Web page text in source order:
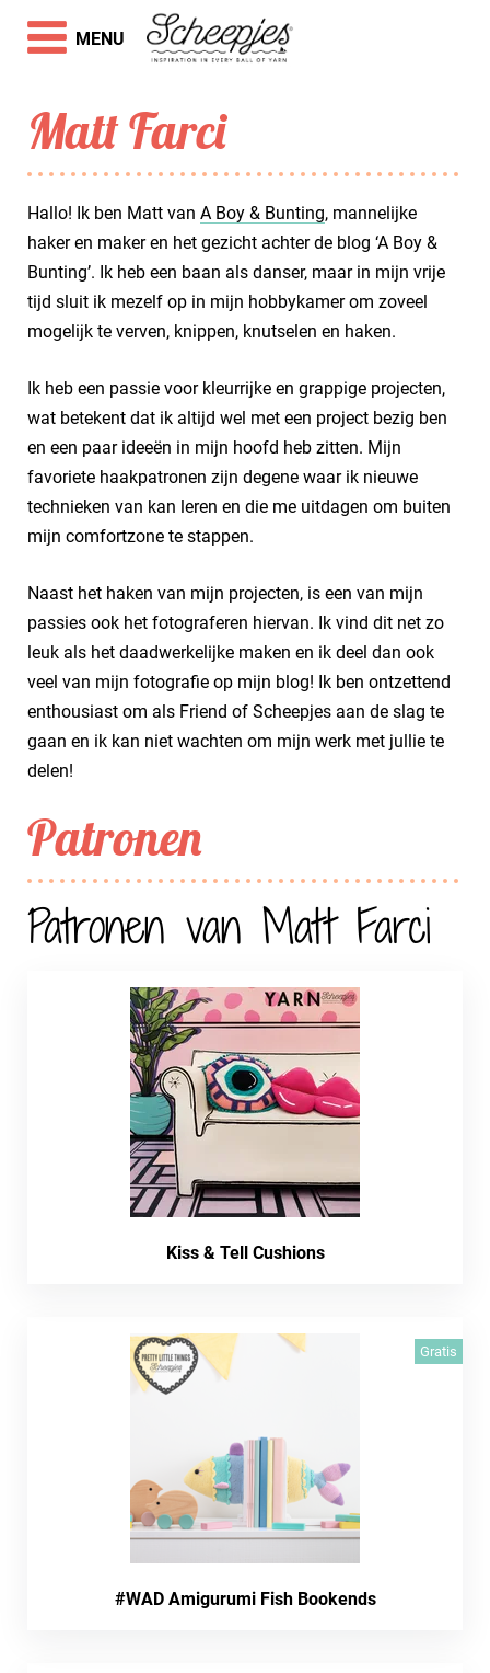
Matt Farci
Hallo! Ik ben Matt van A Boy & Bunting, mannelijke
haker en maker en het gezicht achter de blog ‘A Boy &
Bunting’. Ik heb een baan als danser, maar in mijn vrije
tijd sluit ik mezelf op in mijn hobbykamer om zoveel
mogelijk te verven, knippen, knutselen en haken.
Ik heb een passie voor kleurrijke en grappige projecten,
wat betekent dat ik altijd wel met een project bezig ben
en een paar ideeën in mijn hoofd heb zitten. Mijn
favoriete haakpatronen zijn degene waar ik nieuwe
technieken van kan leren en die me uitdagen om buiten
mijn comfortzone te stappen.
Naast het haken van mijn projecten, is een van mijn
passies ook het fotograferen hiervan. Ik vind dit net zo
leuk als het daadwerkelijke maken en ik deel dan ook
veel van mijn fotografie op mijn blog! Ik ben ontzettend
enthousiast om als Friend of Scheepjes aan de slag te
gaan en ik kan niet wachten om mijn werk met jullie te
delen!
Patronen
Patronen van Matt Farci
Kiss & Tell Cushions
Gratis
#WAD Amigurumi Fish Bookends
MENU